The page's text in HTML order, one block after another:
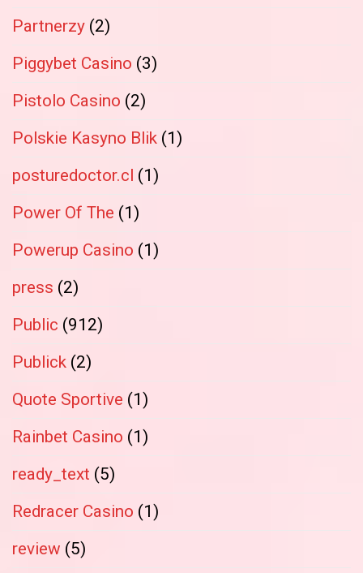
Partnerzy (2)
Piggybet Casino (3)
Pistolo Casino (2)
Polskie Kasyno Blik (1)
posturedoctor.cl (1)
Power Of The (1)
Powerup Casino (1)
press (2)
Public (912)
Publick (2)
Quote Sportive (1)
Rainbet Casino (1)
ready_text (5)
Redracer Casino (1)
review (5)